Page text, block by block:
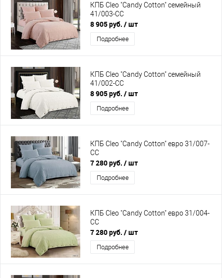
КПБ Cleo "Candy Cotton" семейный
41/003-CC
8 905 руб. / шт
Подробнее
КПБ Cleo "Candy Cotton" семейный
41/002-CC
8 905 руб. / шт
Подробнее
КПБ Cleo "Candy Cotton" евро 31/007-
CC
7 280 руб. / шт
Подробнее
КПБ Cleo "Candy Cotton" евро 31/004-
CC
7 280 руб. / шт
Подробнее